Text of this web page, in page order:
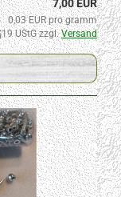
7,00 EUR
0,03 EUR pro gramm
UStG zzgl.Versand